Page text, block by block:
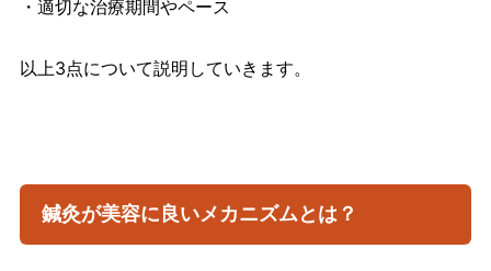
・適切な治療期間やペース
以上3点について説明していきます。
鍼灸が美容に良いメカニズムとは？